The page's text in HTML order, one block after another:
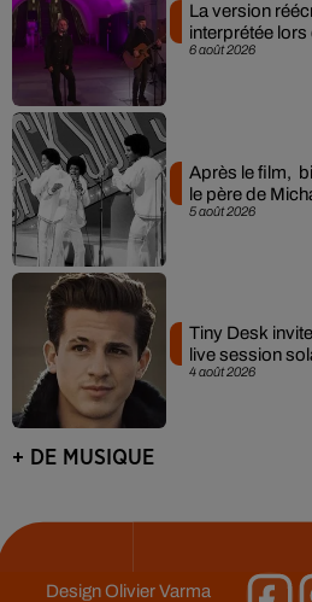
6 août 2026
La version
interprétée lors
5 août 2026
Après le film,
le père de
4 août 2026
Tiny Desk
live session
+ DE MUSIQUE
DesignOlivier Varma